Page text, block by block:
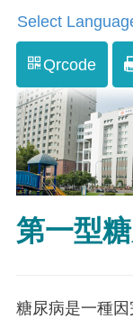
Select
Qrcode
第一型
糖尿病是一種